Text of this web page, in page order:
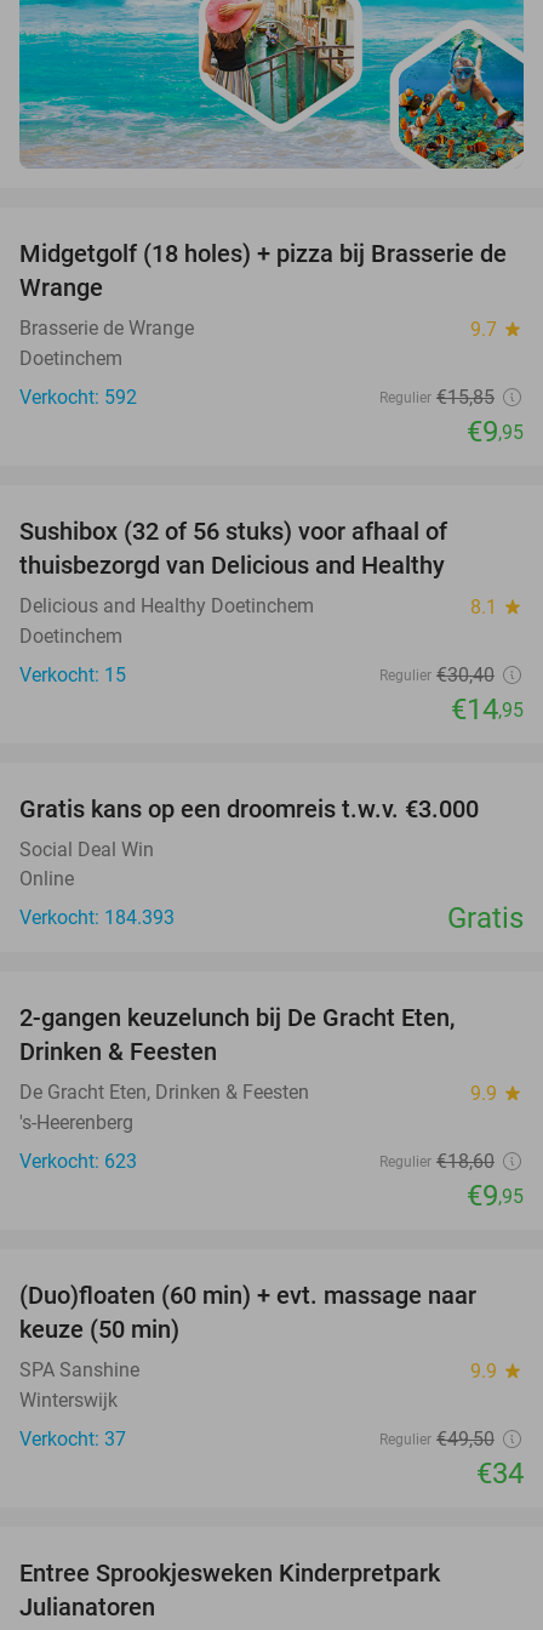
37%
Midgetgolf (18 holes) + pizza bij Brasserie de
Wrange
Brasserie de Wrange 9.7 star
Doetinchem
Verkocht: 592
Regulier €15,85
€9,95
Sushibox (32 of 56 stuks) voor afhaal of
thuisbezorgd van Delicious and Healthy
Delicious and Healthy Doetinchem 8.1 star
Doetinchem
Verkocht: 15
Regulier €30,40
€14,95
Gratis kans op een droomreis t.w.v. €3.000
Social Deal Win
Online
Verkocht: 184.393
Gratis
2-gangen keuzelunch bij De Gracht Eten,
Drinken & Feesten
De Gracht Eten, Drinken & Feesten 9.9 star
's-Heerenberg
Verkocht: 623
Regulier €18,60
€9,95
31%
(Duo)floaten (60 min) + evt. massage naar
keuze (50 min)
SPA Sanshine 9.9 star
Winterswijk
Verkocht: 37
Regulier €49,50
€34
Entree Sprookjesweken Kinderpretpark
Julianatoren